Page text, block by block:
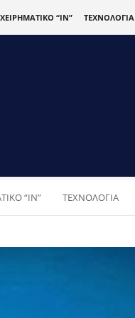
“IN” ΤΕΧΝΟΛΟΓΙΑ
“IN” ΤΕΧΝΟΛΟΓΙΑ